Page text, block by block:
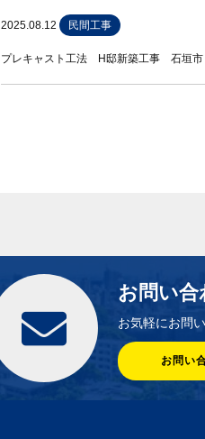
2025.08.12 民間工事
プレキャスト工法 H邸新築工事 石垣
お問い合
お気軽にお問
お問い